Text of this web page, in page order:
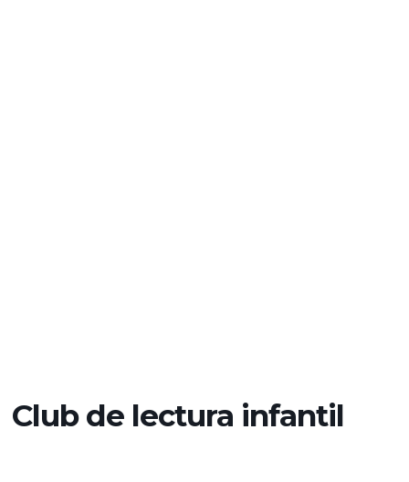
Club de lectura infantil